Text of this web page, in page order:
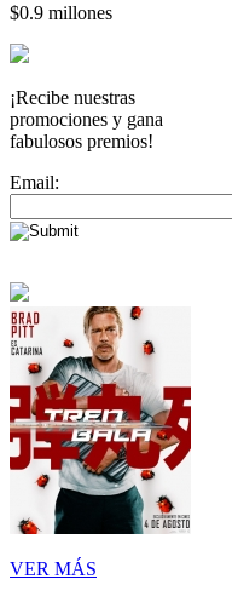
$0.9 millones
¡Recibe nuestras
promociones y gana
fabulosos premios!
Email:
VER MÁS